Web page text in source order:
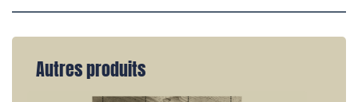
Autres produits